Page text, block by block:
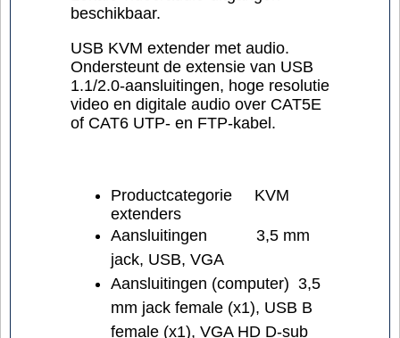
beschikbaar.
USB KVM extender met audio.
Ondersteunt de extensie van USB
1.1/2.0-aansluitingen, hoge resolutie
video en digitale audio over CAT5E
of CAT6 UTP- en FTP-kabel.
Productcategorie
KVM
extenders
Aansluitingen
3,5 mm
jack, USB, VGA
Aansluitingen (computer) 3,5
mm jack female (x1), USB B
female (x1), VGA HD D-sub